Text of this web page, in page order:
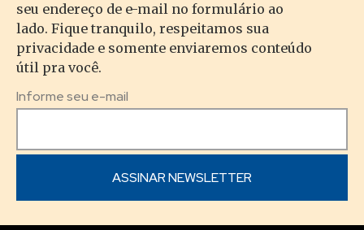
seu endereço de e-mail no formulário ao
lado. Fique tranquilo, respeitamos sua
privacidade e somente enviaremos conteúdo
útil pra você.
Informe seu e-mail